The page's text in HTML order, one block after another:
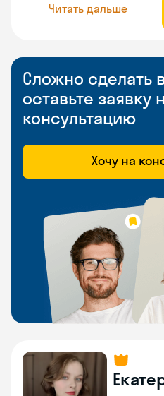
Читать дальше
Сложно сделать
оставьте заявку
консультацию
Хочу на